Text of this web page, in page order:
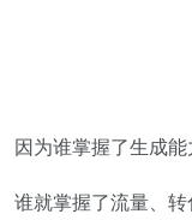
因为谁掌握了生成能
谁就掌握了流量、转